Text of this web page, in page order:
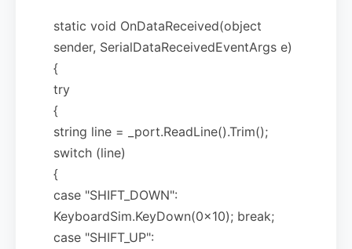
static void OnDataReceived(object
sender, SerialDataReceivedEventArgs e)
{
try
{
string line = _port.ReadLine().Trim();
switch (line)
{
case "SHIFT_DOWN":
KeyboardSim.KeyDown(0x10); break;
case "SHIFT_UP":